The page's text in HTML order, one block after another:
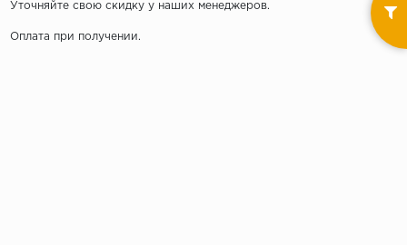
Уточняйте свою скидку у наших менеджеров.
Оплата при получении.